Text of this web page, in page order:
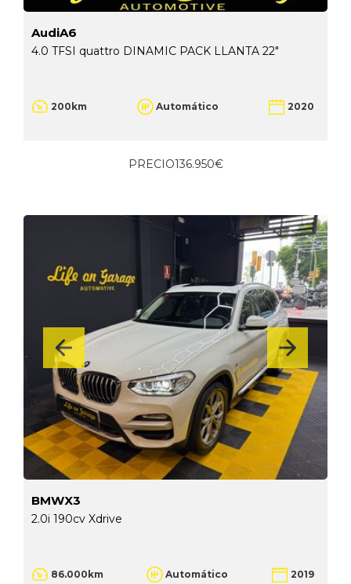
AudiA6
4.0 TFSI quattro DINAMIC PACK LLANTA 22"
200km Automático 2020
PRECIO136.950€
BMWX3
2.0i 190cv Xdrive
86.000km Automático 2019